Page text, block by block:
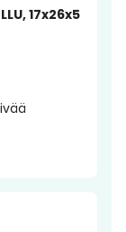
CB-456 6803V, LLU, 17x26x5